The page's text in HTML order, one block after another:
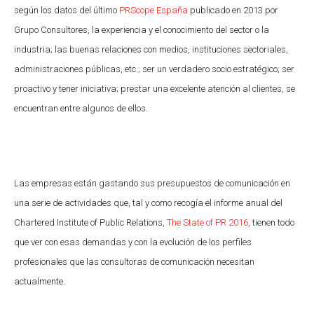
según los datos del último PRScope España publicado en 2013 por
Grupo Consultores, la experiencia y el conocimiento del sector o la
industria; las buenas relaciones con medios, instituciones sectoriales,
administraciones públicas, etc.; ser un verdadero socio estratégico; ser
proactivo y tener iniciativa; prestar una excelente atención al clientes, se
encuentran entre algunos de ellos.
Las empresas están gastando sus presupuestos de comunicación en
una serie de actividades que, tal y como recogía el informe anual del
Chartered Institute of Public Relations, The State of PR 2016 , tienen todo
que ver con esas demandas y con la evolución de los perfiles
profesionales que las consultoras de comunicación necesitan
actualmente.